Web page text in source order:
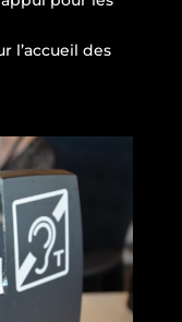
l’accueil des